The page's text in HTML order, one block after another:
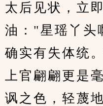
太后见状，立
油："星瑶丫头
确实有失体统
上官翩翩更是
讽之色，轻蔑